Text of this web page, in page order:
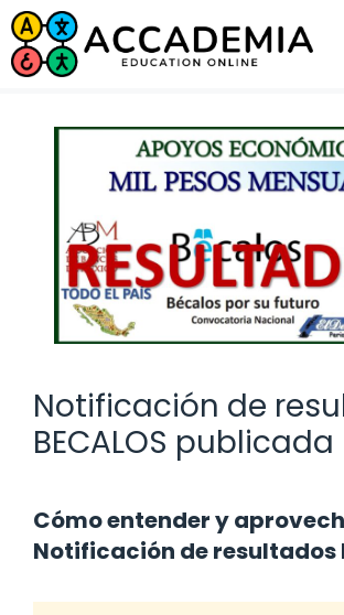
Saltar
al
contenido
Notificación de
BECALOS publicada
Cómo entender y
Notificación de resultados